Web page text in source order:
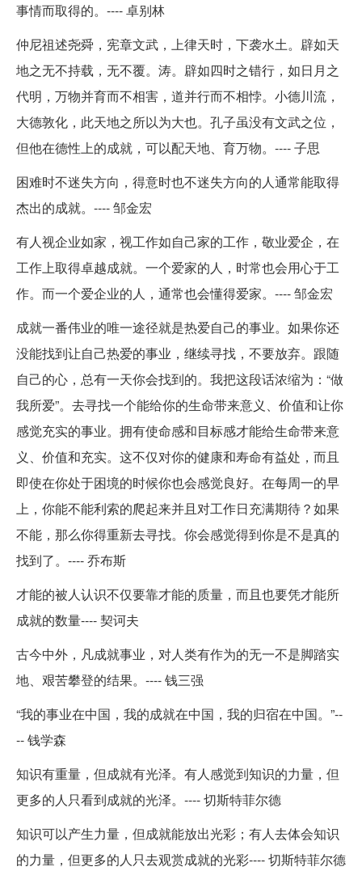
事情而取得的。---- 卓别林
仲尼祖述尧舜，宪章文武，上律天时，下袭水土。辟如天
地之无不持载，无不覆。涛。辟如四时之错行，如日月之
代明，万物并育而不相害，道并行而不相悖。小德川流，
大德敦化，此天地之所以为大也。孔子虽没有文武之位，
但他在德性上的成就，可以配天地、育万物。---- 子思
困难时不迷失方向，得意时也不迷失方向的人通常能取得
杰出的成就。---- 邹金宏
有人视企业如家，视工作如自己家的工作，敬业爱企，在
工作上取得卓越成就。一个爱家的人，时常也会用心于工
作。而一个爱企业的人，通常也会懂得爱家。---- 邹金宏
成就一番伟业的唯一途径就是热爱自己的事业。如果你还
没能找到让自己热爱的事业，继续寻找，不要放弃。跟随
自己的心，总有一天你会找到的。我把这段话浓缩为：“做
我所爱”。去寻找一个能给你的生命带来意义、价值和让你
感觉充实的事业。拥有使命感和目标感才能给生命带来意
义、价值和充实。这不仅对你的健康和寿命有益处，而且
即使在你处于困境的时候你也会感觉良好。在每周一的早
上，你能不能利索的爬起来并且对工作日充满期待？如果
不能，那么你得重新去寻找。你会感觉得到你是不是真的
找到了。---- 乔布斯
才能的被人认识不仅要靠才能的质量，而且也要凭才能所
成就的数量---- 契诃夫
古今中外，凡成就事业，对人类有作为的无一不是脚踏实
地、艰苦攀登的结果。---- 钱三强
“我的事业在中国，我的成就在中国，我的归宿在中国。”--
-- 钱学森
知识有重量，但成就有光泽。有人感觉到知识的力量，但
更多的人只看到成就的光泽。---- 切斯特菲尔德
知识可以产生力量，但成就能放出光彩；有人去体会知识
的力量，但更多的人只去观赏成就的光彩---- 切斯特菲尔德